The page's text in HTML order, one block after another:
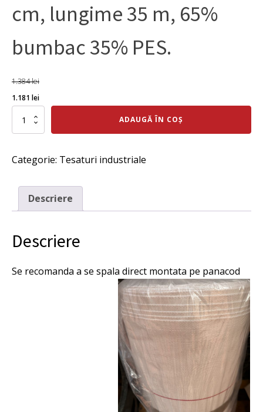
cm, lungime 35 m, 65%
bumbac 35% PES.
1.384lei
Prețul
inițial
a
1.384 lei.
1.181 leiPrețul
este:
Cantitate
56
35%
PES.
ADAUGĂ ÎN COȘ
Categorie: Tesaturi industriale
Descriere
Descriere
Se recomanda a se spala direct montata pe panacod